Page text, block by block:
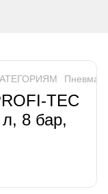
TEC
8 бар,